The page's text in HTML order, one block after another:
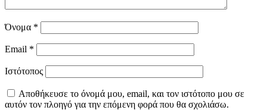
Όνομα *
Email *
Ιστότοπος
Αποθήκευσε το όνομά μου, email, και τον ιστότοπο μου σε
αυτόν τον πλοηγό για την επόμενη φορά που θα σχολιάσω.